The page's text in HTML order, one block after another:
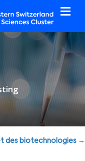
des biotechnologies →